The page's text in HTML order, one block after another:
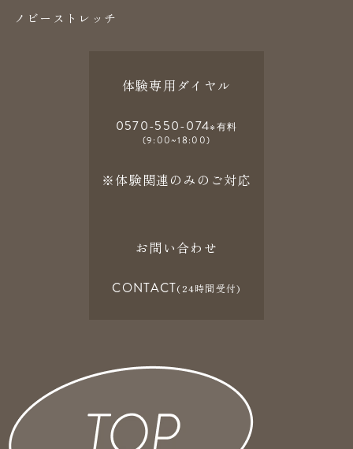
ノビーストレッチ
体験専用ダイヤル
0570-550-074※有料
(9:00~18:00)
※体験関連のみのご対応
お問い合わせ
CONTACT(24時間受付)